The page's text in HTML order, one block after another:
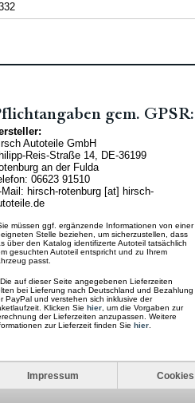
gem. GPSR:
Autoteile GmbH
Reis-Straße 14, DE-36199
an der Fulda
06623 91510
Mail: hirsch-rotenburg [at] hirsch-
müssen ggf. ergänzende Informationen von einer
Stelle beziehen, um sicherzustellen, dass
über den Katalog identifizerte Autoteil tatsächlich
gesuchten Autoteil entspricht und zu Ihrem
passt.
auf dieser Seite angegebenen Lieferzeiten
bei Lieferung nach Deutschland und Bezahlung
PayPal und verstehen sich inklusive der
Klicken Siehier , um die Vorgaben zur
der Lieferzeiten anzupassen. Weitere
zur Lieferzeit finden Siehier
Impressum Cookies